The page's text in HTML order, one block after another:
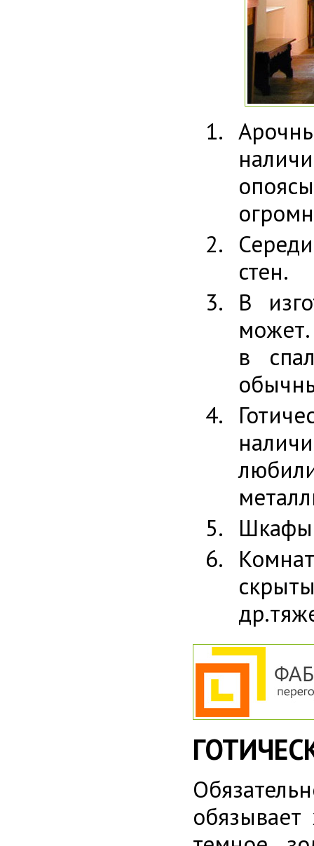
стен.
В
в
Шкафы